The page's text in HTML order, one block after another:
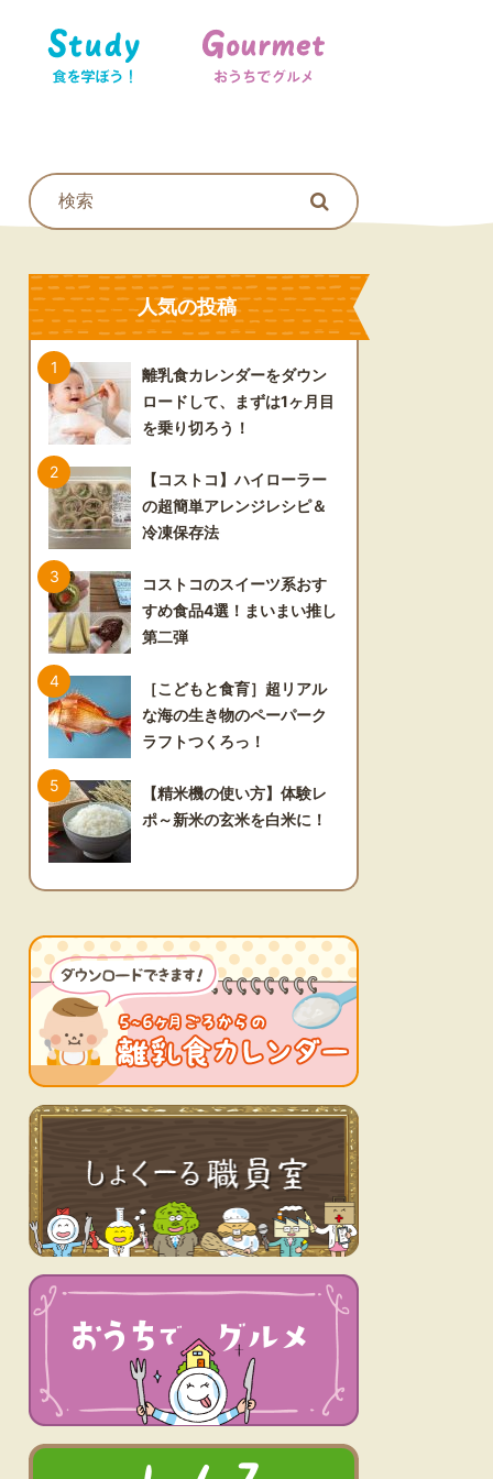
人気の投稿
離乳食カレンダーをダウン
ロードして、まずは1ヶ月目
を乗り切ろう！
【コストコ】ハイローラー
の超簡単アレンジレシピ＆
冷凍保存法
コストコのスイーツ系おす
すめ食品4選！まいまい推し
第二弾
［こどもと食育］超リアル
な海の生き物のペーパーク
ラフトつくろっ！
【精米機の使い方】体験レ
ポ～新米の玄米を白米に！